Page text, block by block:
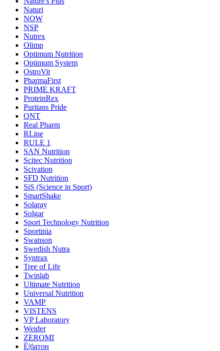
Naturi
NOW
NSP
Nutrex
Olimp
Optimum Nutrition
Optimum System
OstroVit
PharmaFirst
PRIME KRAFT
ProteinRex
Puritans Pride
QNT
Real Pharm
RLine
RULE 1
SAN Nutrition
Scitec Nutrition
Scivation
SFD Nutrition
SiS (Science in Sport)
SmartShake
Solaray
Solgar
Sport Technology Nutrition
Sportinia
Swanson
Swedish Nutra
Syntrax
Tree of Life
Twinlab
Ultimate Nutrition
Universal Nutrition
VAMP
VISTENS
VP Laboratory
Weider
ZEROMI
Ё|батон